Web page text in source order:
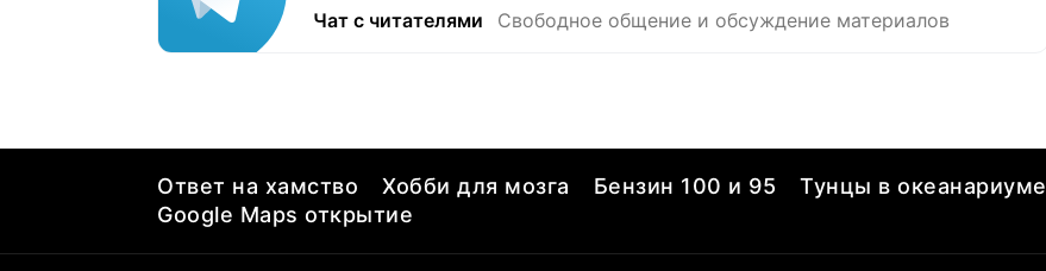
Чат с читателями Свободное общение и обсуждение материалов
Ответ на хамство Хобби для мозга Бензин 100 и 95 Тунцы в океанариуме
Google Maps открытие